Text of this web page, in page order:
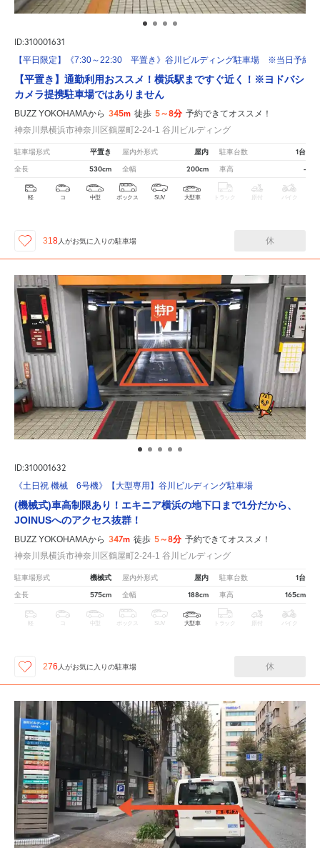
ID:310001631
【平日限定】《7:30～22:30 平置き》谷川ビルディング駐車場 ※当日予約
【平置き】通勤利用おススメ！横浜駅まですぐ近く！※ヨドバシ
カメラ提携駐車場ではありません
BUZZ YOKOHAMAから 345m 徒歩 5～8分 予約できてオススメ！
神奈川県横浜市神奈川区鶴屋町2-24-1 谷川ビルディング
駐車場形式 平置き 屋内外形式 屋内 駐車台数 1台
全長 530cm 全幅 200cm 車高 -
軽 コ 中型 ボックス SUV 大型車 トラック 原付 バイク
318人がお気に入りの駐車場 休
ID:310001632
《土日祝 機械 6号機》【大型専用】谷川ビルディング駐車場
(機械式)車高制限あり！エキニア横浜の地下口まで1分だから、
JOINUSへのアクセス抜群！
BUZZ YOKOHAMAから 347m 徒歩 5～8分 予約できてオススメ！
神奈川県横浜市神奈川区鶴屋町2-24-1 谷川ビルディング
駐車場形式 機械式 屋内外形式 屋内 駐車台数 1台
全長 575cm 全幅 188cm 車高 165cm
軽 中型 ボックス SUV 大型車 トラック 原付 バイク
276 人がお気に入りの駐車場 休